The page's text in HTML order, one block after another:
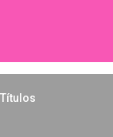
Títulos